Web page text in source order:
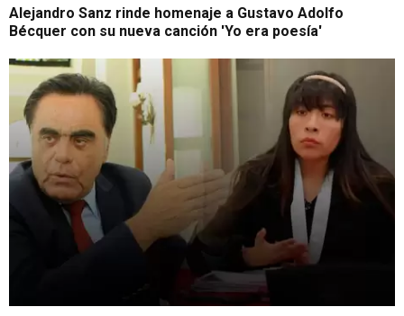
Alejandro Sanz rinde homenaje a Gustavo Adolfo
Bécquer con su nueva canción 'Yo era poesía'